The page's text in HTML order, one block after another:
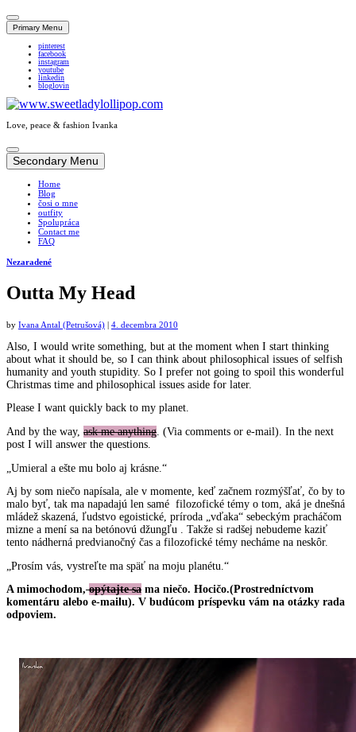
Primary Menu
pinterest
facebook
instagram
youtube
linkedin
bloglovin
Love, peace & fashion Ivanka
Skip
to
content
Secondary Menu
Home
Blog
čosi o mne
outfity
Spolupráca
Contact me
FAQ
Nezaradené
Outta My Head
by Ivana Antal (Petrušová) 4. decembra 2010
Also, I would write something, but at the moment when I start thinking
about what it should be, so I can think about philosophical issues of selfish
humanity and youth stupidity. So I prefer not going to spoil this wonderful
Christmas time and philosophical issues aside for later.
Please I want quickly back to my planet.
And by the way, ask me anything. (Via comments or e-mail). In the next
post I will answer the questions.
„Umieral a ešte mu bolo aj krásne.“
Aj by som niečo napísala, ale v momente, keď začnem rozmýšľať, čo by to
malo byť, tak ma napadajú len samé filozofické témy o tom, aká je dnešná
mládež skazená, ľudstvo egoistické, príroda „vďaka“ sebeckým pracháčom
mizne a mení sa na betónovú džungľu . Takže si radšej nebudeme kaziť
tento nádherná predvianočný čas a filozofické témy necháme na neskôr.
„Prosím vás, vystreľte ma späť na moju planétu.“
A mimochodom, opýtajte sa ma niečo. Hocičo.(Prostredníctvom
komentáru alebo e-mailu). V budúcom príspevku vám na otázky rada
odpoviem.